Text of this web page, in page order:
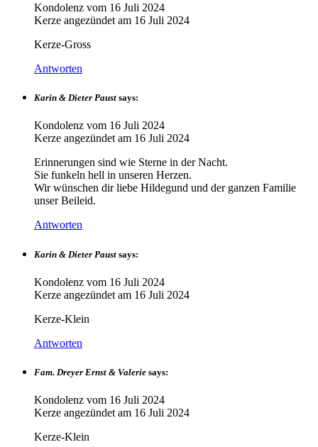
Kondolenz vom 16 Juli 2024
Kerze angezündet am 16 Juli 2024
Kerze-Gross
Antworten
Karin & Dieter Paust says:
Kondolenz vom 16 Juli 2024
Kerze angezündet am 16 Juli 2024
Erinnerungen sind wie Sterne in der Nacht.
Sie funkeln hell in unseren Herzen.
Wir wünschen dir liebe Hildegund und der ganzen Familie
unser Beileid.
Antworten
Karin & Dieter Paust says:
Kondolenz vom 16 Juli 2024
Kerze angezündet am 16 Juli 2024
Kerze-Klein
Antworten
Fam. Dreyer Ernst & Valerie says:
Kondolenz vom 16 Juli 2024
Kerze angezündet am 16 Juli 2024
Kerze-Klein